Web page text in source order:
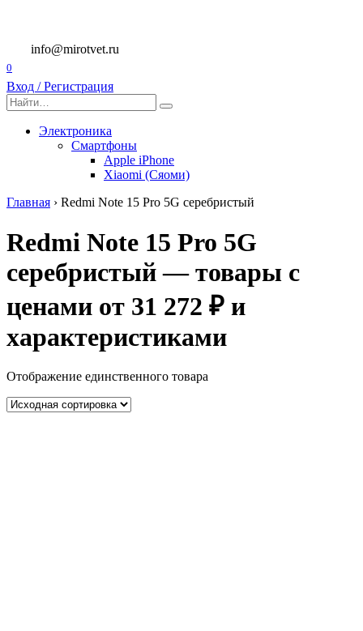
содержанию
info@mirotvet.ru
0
Вход / Регистрация
Search
for:
Электроника
Смартфоны
Apple iPhone
Xiaomi (Сяоми)
Главная › Redmi Note 15 Pro 5G серебристый
Redmi Note 15 Pro 5G
серебристый — товары с
ценами от 31 272 ₽ и
характеристиками
Отображение единственного товара